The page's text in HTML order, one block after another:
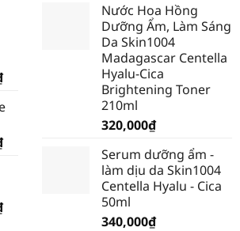
Giá
tại
199,500₫.
Giá
185,250₫.
Giá
là:
389,000₫.là:
Nước Hoa Hồng
Dưỡng Ẩm, Làm Sáng
Da Skin1004
Madagascar Centella
Hyalu-Cica
Brightening Toner
210ml
320,000₫
Serum dưỡng ẩm -
làm dịu da Skin1004
Centella Hyalu - Cica
50ml
340,000₫